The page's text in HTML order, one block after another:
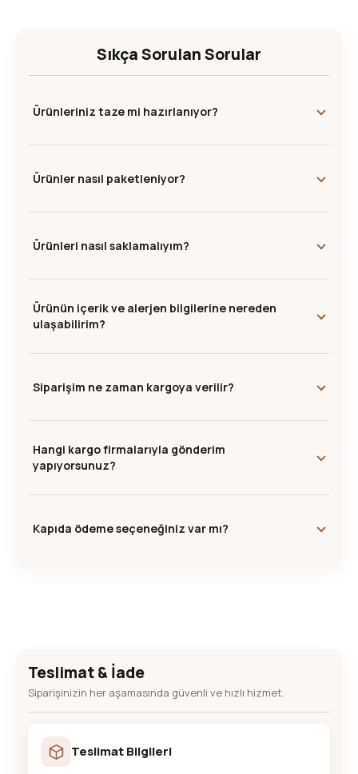
Sıkça Sorulan Sorular
Ürünleriniz taze mi hazırlanıyor?
Ürünler nasıl paketleniyor?
Ürünleri nasıl saklamalıyım?
Ürünün içerik ve alerjen bilgilerine nereden
ulaşabilirim?
Siparişim ne zaman kargoya verilir?
Hangi kargo firmalarıyla gönderim
yapıyorsunuz?
Kapıda ödeme seçeneğiniz var mı?
Teslimat & İade
Siparişinizin her aşamasında güvenli ve hızlı hizmet.
Teslimat Bilgileri